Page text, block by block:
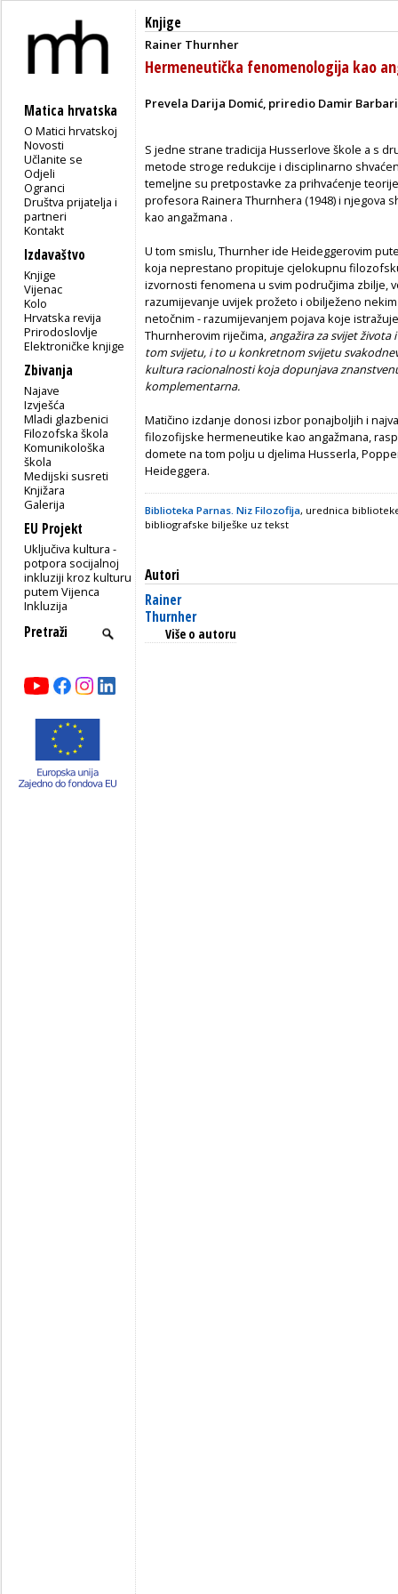
Matica hrvatska
O Matici hrvatskoj
Novosti
Učlanite se
Odjeli
Ogranci
Društva prijatelja i
partneri
Kontakt
Izdavaštvo
Knjige
Vijenac
Kolo
Hrvatska revija
Prirodoslovlje
Elektroničke knjige
Zbivanja
Najave
Izvješća
Mladi glazbenici
Filozofska škola
Komunikološka
škola
Medijski susreti
Knjižara
Galerija
EU Projekt
Uključiva kultura -
potpora socijalnoj
inkluziji kroz kulturu
putem Vijenca
Inkluzija
Knjige
Rainer Thurnher
Hermeneutička fenomenologija kao
Prevela Darija Domić, priredio Damir
S jedne strane tradicija Husserlove škole a s
metode stroge redukcije i disciplinarno
temeljne su pretpostavke za prihvaćenje
profesora Rainera Thurnhera (1948) i njegova
kao angažmana .
U tom smislu, Thurnher ide Heideggerovim
koja neprestano propituje cjelokupnu
izvornosti fenomena u svim područjima zbilje,
razumijevanje uvijek prožeto i obilježeno
netočnim - razumijevanjem pojava koje
Thurnherovim riječima, angažira za svijet života
tom svijetu, i to u konkretnom svijetu
kultura racionalnosti koja dopunjava
komplementarna.
Matičino izdanje donosi izbor ponajboljih i
filozofijske hermeneutike kao angažmana,
domete na tom polju u djelima Husserla,
Heideggera.
Biblioteka Parnas. Niz Filozofija, urednica
bibliografske bilješke uz tekst
Autori
Rainer
Thurnher
Više o autoru